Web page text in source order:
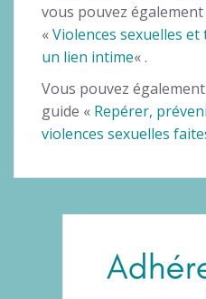
vous pouvez
«Violences sexuelles
un lien intime« .
Vous pouvez
guide « Repérer,
violences sexuelles